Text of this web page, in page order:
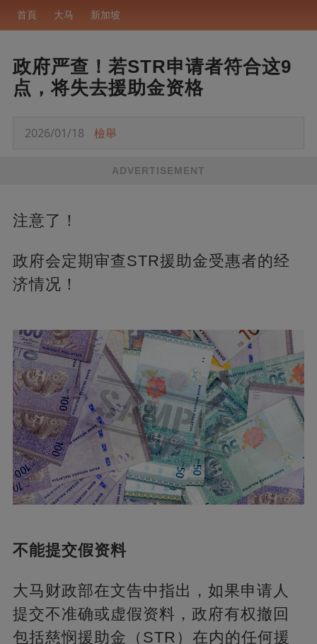
首頁 大马 新加坡
政府严查！若STR申请者符合这9
点，将失去援助金资格
2026/01/18 檢舉
ADVERTISEMENT
注意了！
政府会定期审查STR援助金受惠者的经
济情况！
不能提交假资料
大马财政部在文告中指出，如果申请人
提交不准确或虚假资料，政府有权撤回
包括慈悯援助金（STR）在内的任何援